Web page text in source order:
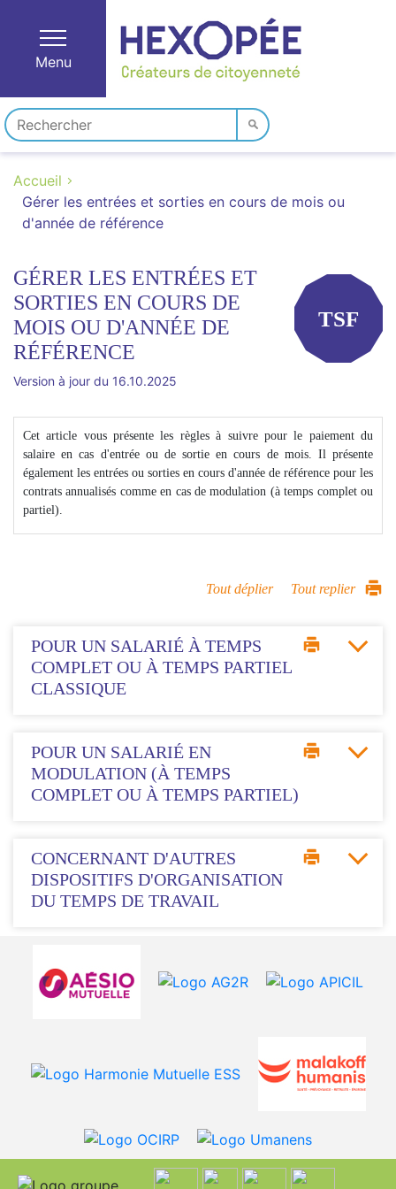
Menu
Accueil
Gérer les entrées et sorties en cours de mois ou
d'année de référence
GÉRER LES ENTRÉES ET
SORTIES EN COURS DE
MOIS OU D'ANNÉE DE
RÉFÉRENCE
TSF
Version à jour du 16.10.2025
Cet article vous présente les règles à suivre pour le paiement du
salaire en cas d'entrée ou de sortie en cours de mois. Il présente
également les entrées ou sorties en cours d'année de référence pour les
contrats annualisés comme en cas de modulation (à temps complet ou
partiel).
Tout déplier Tout replier
POUR UN SALARIÉ À TEMPS
COMPLET OU À TEMPS PARTIEL
CLASSIQUE
POUR UN SALARIÉ EN
MODULATION (À TEMPS
COMPLET OU À TEMPS PARTIEL)
CONCERNANT D'AUTRES
DISPOSITIFS D'ORGANISATION
DU TEMPS DE TRAVAIL